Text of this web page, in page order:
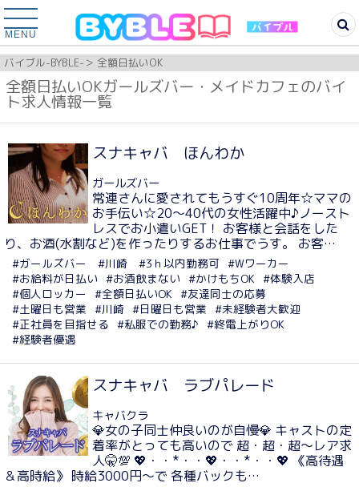
MENU
バイブル-BYBLE- 全額日払いOK
全額日払いOKガールズバー・メイドカフェのバイ
ト求人情報一覧
スナキャバ ほんわか
ガールズバー
常連さんに愛されてもうすぐ10周年☆ママの
お手伝い☆20～40代の女性活躍中♪ノースト
レスでお小遣いGET！ お客様と会話をした
り、お酒(水割など)を作ったりするお仕事でうす。 お客…
#ガールズバー #川崎 #3ｈ以内勤務可 #Wワーカー
#お給料が日払い #お酒飲まない #かけもちOK #体験入店
#個人ロッカー
#全額日払いOK #友達同士の応募
#土曜日も営業 #川崎 #日曜日も営業 #未経験者大歓迎
#正社員を目指せる #私服での勤務♪ #終電上がりOK
#経験者優遇
スナキャバ ラブパレード
キャバクラ
💎女の子同士仲良いのが自慢💎 キャストの定
着率がとっても高いので 超・超・超〜レア求
人🤫💯 💖・・*・・💖・・*・・💖 《高待遇
＆高時給》 時給3000円〜で 各種バックも…